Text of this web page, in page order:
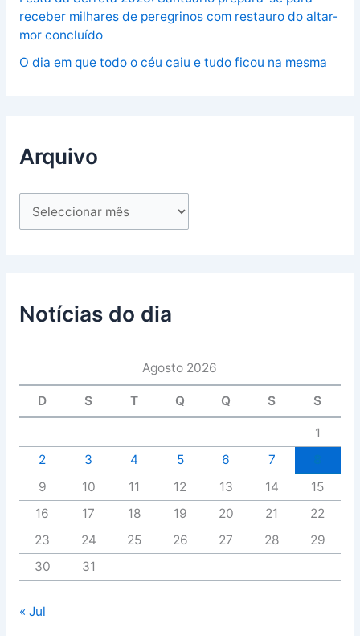
receber milhares de peregrinos com restauro do altar-
mor concluído
O dia em que todo o céu caiu e tudo ficou na mesma
Arquivo
Notícias do dia
Agosto 2026
D S T Q Q S S
1
2
3 4 5 6 7
9
10 11 12 13 14
15
16
17 18 19 20 21
22
23
24 25 26 27 28
29
30
31
« Jul